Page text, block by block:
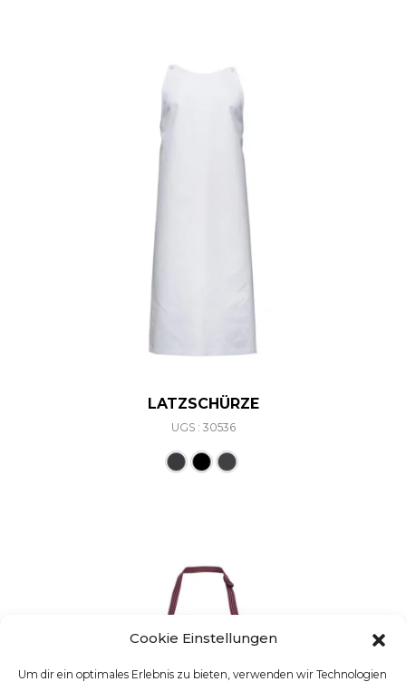
Cookie Einstellungen
Um dir ein optimales Erlebnis zu bieten, verwenden wir Technologien
LATZSCHÜRZE
UGS : 30536